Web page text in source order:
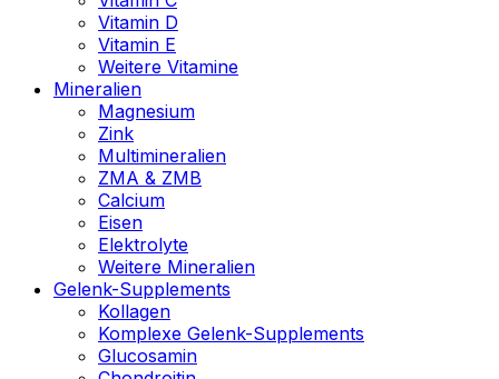
Vitamin D
Vitamin E
Weitere Vitamine
Mineralien
Magnesium
Zink
Multimineralien
ZMA & ZMB
Calcium
Eisen
Elektrolyte
Weitere Mineralien
Gelenk-Supplements
Kollagen
Komplexe Gelenk-Supplements
Glucosamin